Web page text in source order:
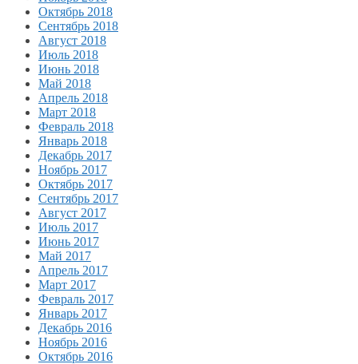
Октябрь 2018
Сентябрь 2018
Август 2018
Июль 2018
Июнь 2018
Май 2018
Апрель 2018
Март 2018
Февраль 2018
Январь 2018
Декабрь 2017
Ноябрь 2017
Октябрь 2017
Сентябрь 2017
Август 2017
Июль 2017
Июнь 2017
Май 2017
Апрель 2017
Март 2017
Февраль 2017
Январь 2017
Декабрь 2016
Ноябрь 2016
Октябрь 2016